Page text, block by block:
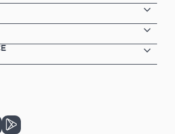
Die raue, hochporöse Struktur
Da es sich um
Bruchstücke in der
groß. EHEIM LAV
für die Ansiedlung von